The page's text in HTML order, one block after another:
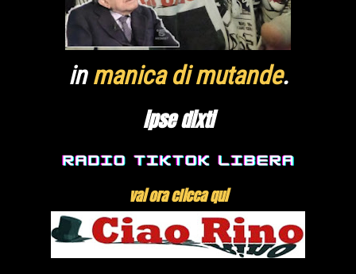
inmanica di mutande.
ipse dixti
vai ora clicca qui